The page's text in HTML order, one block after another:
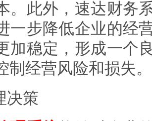
。此外，速达财务
一步降低企业的经
加稳定，形成一个
经营风险和损失。
决策